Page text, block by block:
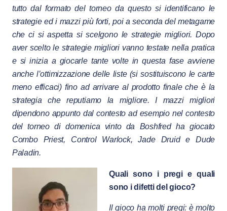
tutto dal formato del torneo da questo si identificano le
strategie ed i mazzi più forti, poi a seconda del metagame
che ci si aspetta si scelgono le strategie migliori. Dopo
aver scelto le strategie migliori vanno testate nella pratica
e si inizia a giocarle tante volte in questa fase avviene
anche l’ottimizzazione delle liste (si sostituiscono le carte
meno efficaci) fino ad arrivare al prodotto finale che è la
strategia che reputiamo la migliore. I mazzi migliori
dipendono appunto dal contesto ad esempio nel contesto
del torneo di domenica vinto da Boshfred ha giocato
Combo Priest, Control Warlock, Jade Druid e Dude
Paladin.
Quali sono i pregi e quali
sono i difetti del gioco?
Il gioco ha molti pregi: è molto